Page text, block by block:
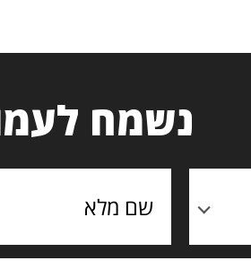
נשמח